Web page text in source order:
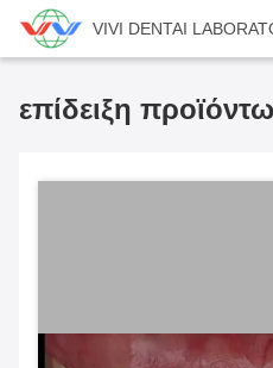
VIVI DENTAI
επίδειξη